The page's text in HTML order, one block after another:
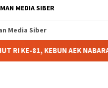
MEDIA SIBER
Media Siber
AEK NABARA SELATAN